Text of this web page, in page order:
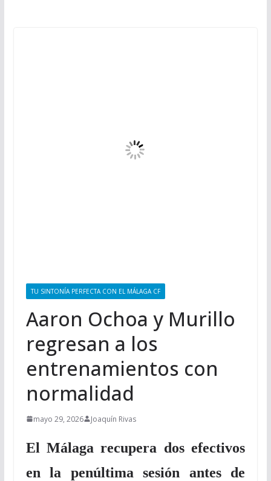
TU SINTONÍA PERFECTA CON EL MÁLAGA CF
Aaron Ochoa y Murillo
regresan a los
entrenamientos con
normalidad
mayo 29, 2026 Joaquín Rivas
El Málaga recupera dos efectivos
en la penúltima sesión antes de